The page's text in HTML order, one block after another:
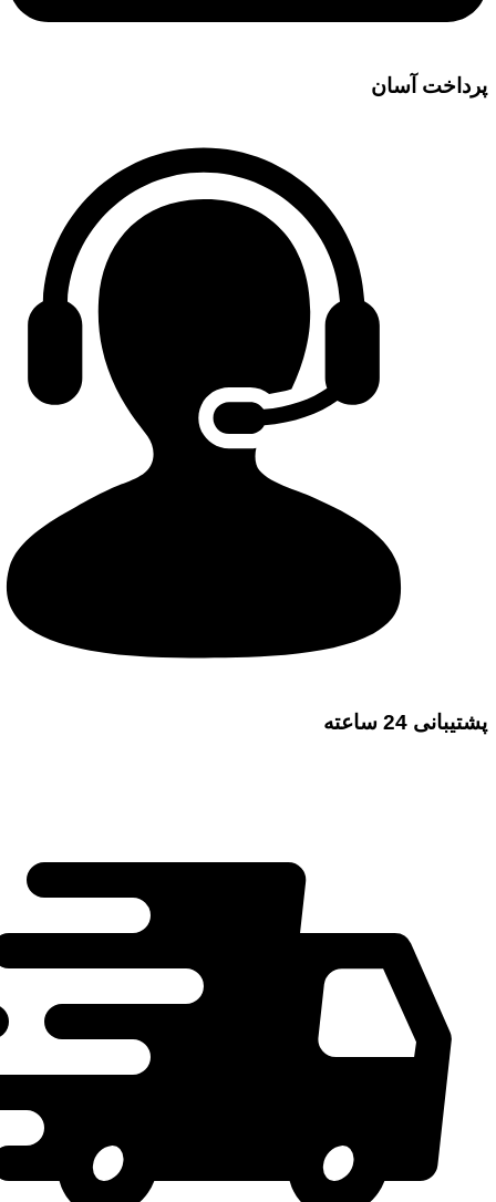
پرداخت آسان
پشتیبانی 24 ساعته